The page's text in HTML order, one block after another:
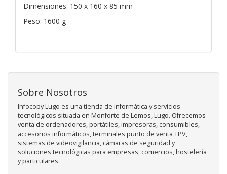
Dimensiones: 150 x 160 x 85 mm
Peso: 1600 g
Sobre Nosotros
Infocopy Lugo es una tienda de informática y servicios
tecnológicos situada en Monforte de Lemos, Lugo. Ofrecemos
venta de ordenadores, portátiles, impresoras, consumibles,
accesorios informáticos, terminales punto de venta TPV,
sistemas de videovigilancia, cámaras de seguridad y
soluciones tecnológicas para empresas, comercios, hostelería
y particulares.